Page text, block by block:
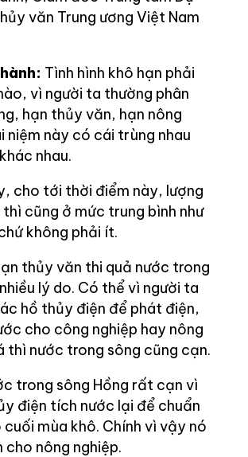
văn Trung ương Việt Nam
Tình hình khô hạn phải
vì người ta thường phân
hạn thủy văn, hạn nông
niệm này có cái trùng nhau
nhau.
cho tới thời điểm này, lượng
cũng ở mức trung bình như
không phải ít.
thủy văn thi quả nước trong
lý do. Có thể vì người ta
hồ thủy điện để phát điện,
cho công nghiệp hay nông
thì nước trong sông cũng cạn.
trong sông Hồng rất cạn vì
điện tích nước lại để chuẩn
mùa khô. Chính vì vậy nó
cho nông nghiệp.